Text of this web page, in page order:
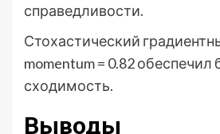
справедливости.
Стохастический
momentum = 0.82
сходимость.
Выводы